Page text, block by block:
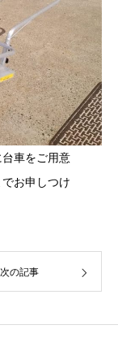
車をご用意
お申しつけ
次の記事